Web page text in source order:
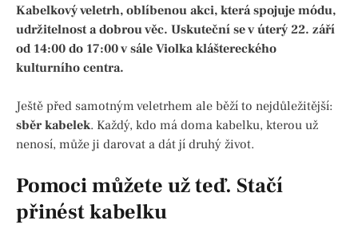
Kabelkový veletrh, oblíbenou akci, která spojuje módu,
udržitelnost a dobrou věc. Uskuteční se v úterý 22. září
od 14:00 do 17:00 v sále Violka kláštereckého
kulturního centra.
Ještě před samotným veletrhem ale běží to nejdůležitější:
sběr kabelek. Každý, kdo má doma kabelku, kterou už
nenosí, může ji darovat a dát jí druhý život.
Pomoci můžete už teď. Stačí
přinést kabelku